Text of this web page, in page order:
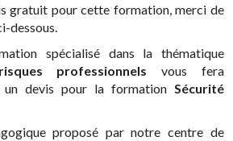
gratuit pour cette formation, merci de
dessous.
spécialisé dans la thématique
professionnels vous fera
un devis pour la formation Sécurité
proposé par notre centre de